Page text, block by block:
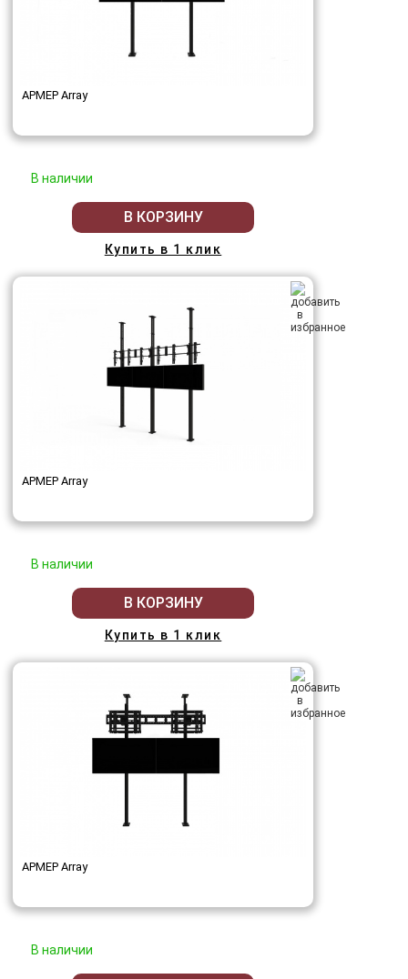
АРМЕР Array
В наличии
В КОРЗИНУ
Купить в 1 клик
АРМЕР Array
В наличии
В КОРЗИНУ
Купить в 1 клик
АРМЕР Array
В наличии